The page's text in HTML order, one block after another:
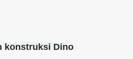
konstruksi Dino